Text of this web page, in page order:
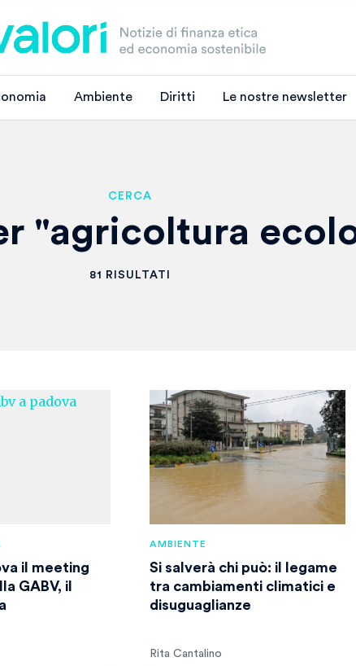
Ambiente Diritti Le nostre newsletter
CERCA
"agricoltura
81 RISULTATI
il meeting
GABV, il
AMBIENTE
Si salverà chi può: il legame
tra cambiamenti climatici e
disuguaglianze
Rita Cantalino